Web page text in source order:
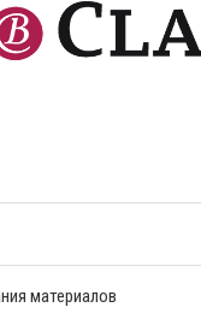
материалов